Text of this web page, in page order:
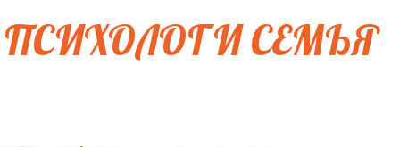
ПСИХОЛОГ И СЕМЬЯ